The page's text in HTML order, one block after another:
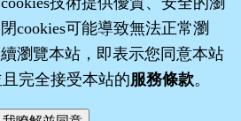
cookies可能導致無法正常瀏
瀏覽本站，即表示您同意本站
完全接受本站的服務條款。